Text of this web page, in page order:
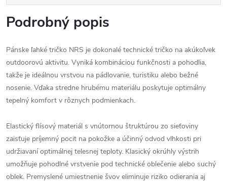
Podrobný popis
Pánske ľahké tričko NRS je dokonalé technické tričko na akúkoľvek
outdoorovú aktivitu. Vyniká kombináciou funkčnosti a pohodlia,
takže je ideálnou vrstvou na pádlovanie, turistiku alebo bežné
nosenie. Vďaka stredne hrubému materiálu poskytuje optimálny
tepelný komfort v rôznych podmienkach.
Elastický flísový materiál s vnútornou štruktúrou zo sieťoviny
zaisťuje príjemný pocit na pokožke a účinný odvod vlhkosti pri
udržiavaní optimálnej telesnej teploty. Klasický okrúhly výstrih
umožňuje pohodlné vrstvenie pod technické oblečenie alebo suchý
oblek. Premyslené umiestnenie švov eliminuje riziko odierania aj